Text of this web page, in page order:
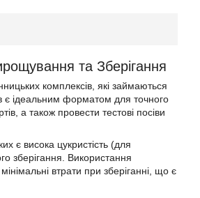
та Зберігання
комплексів, які займаються
ідеальним форматом для точного
а також провести тестові посіви
є висока цукристість (для
зберігання. Використання
втрати при зберіганні, що є